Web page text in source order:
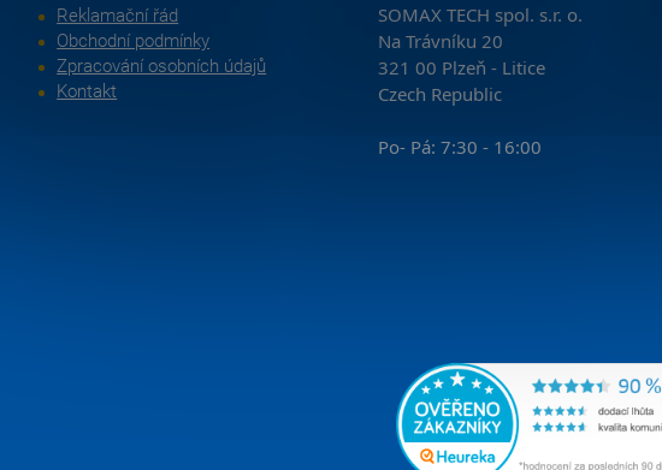
Reklamační řád
Obchodní podmínky
Zpracování osobních údajů
Kontakt
SOMAX TECH spol. s.r. o.
Na Trávníku 20
321 00 Plzeň - Litice
Czech Republic
Po- Pá: 7:30 - 16:00